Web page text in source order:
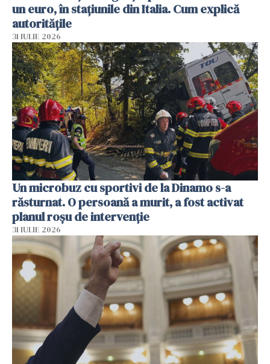
un euro, în stațiunile din Italia. Cum explică
autoritățile
31 IULIE 2026
Un microbuz cu sportivi de la Dinamo s-a
răsturnat. O persoană a murit, a fost activat
planul roșu de intervenție
31 IULIE 2026